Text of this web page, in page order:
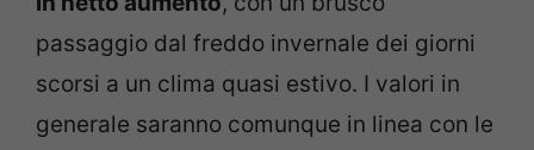
passaggio dal freddo invernale dei giorni
scorsi a un clima quasi estivo. I valori in
generale saranno comunque in linea con le